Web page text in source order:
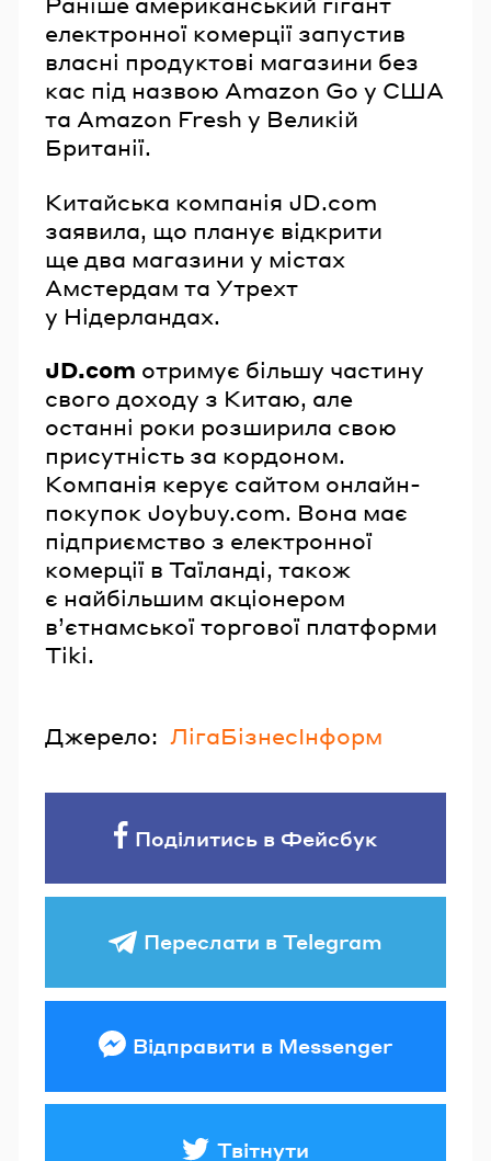
електронної комерції запустив
власні продуктові магазини без
кас під назвою Amazon Go у США
та Amazon Fresh у Великій
Британії.
Китайська компанія JD.com
заявила, що планує відкрити
ще два магазини у містах
Амстердам та Утрехт
у Нідерландах.
JD.com отримує більшу частину
свого доходу з Китаю, але
останні роки розширила свою
присутність за кордоном.
Компанія керує сайтом онлайн-
покупок Joybuy.com. Вона має
підприємство з електронної
комерції в Таїланді, також
є найбільшим акціонером
в’єтнамської торгової платформи
Tiki.
Джерело: ЛігаБізнесІнформ
Поділитись в Фейсбук
Переслати в Telegram
Відправити в Messenger
Твітнути